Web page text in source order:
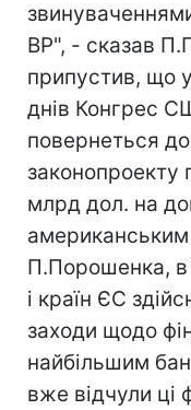
ВР", - сказав
припустив, що
днів Конгрес
повернеться
законопроекту
млрд дол. на
П.Порошенка,
і країн ЄС
заходи щодо
найбільшим
вже відчули ці